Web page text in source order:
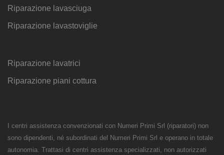
Riparazione lavasciuga
Riparazione lavastoviglie
Riparazione lavatrici
Riparazione piani cottura
I centri assistenza convenzionati con Numeri Primi Srl (riparatori) non
sono dipendenti, né subordinati del Numeri Primi Srl e operano in totale
autonomia. Trattasi di centri assistenza specializzati, non autorizzati